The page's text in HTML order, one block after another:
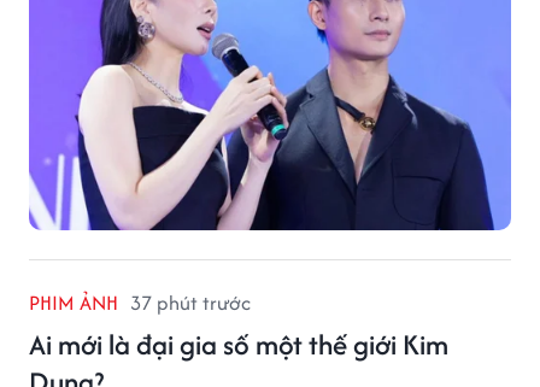
PHIM ẢNH 37 phút trước
Ai mới là đại gia số một thế giới Kim